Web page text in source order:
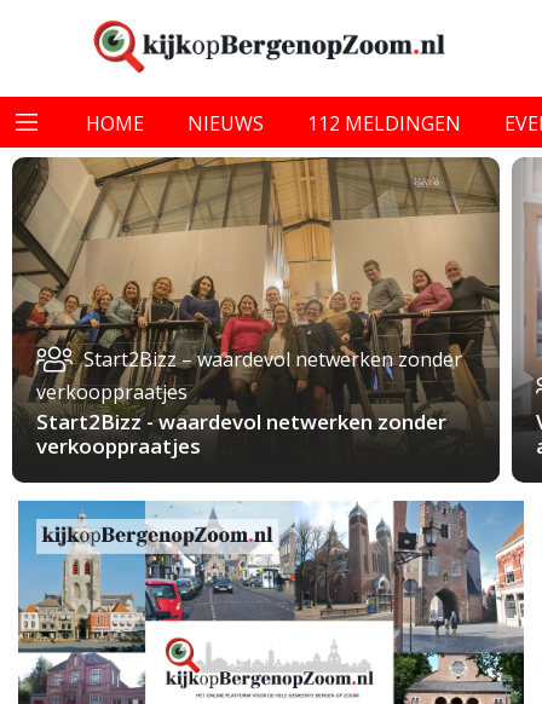
HOME NIEUWS 112 MELDINGEN
Start2Bizz – waardevol netwerken zonder
verkooppraatjes
Start2Bizz - waardevol netwerken zonder
verkooppraatjes